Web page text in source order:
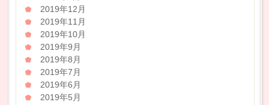
2019年12月
2019年11月
2019年10月
2019年9月
2019年8月
2019年7月
2019年6月
2019年5月